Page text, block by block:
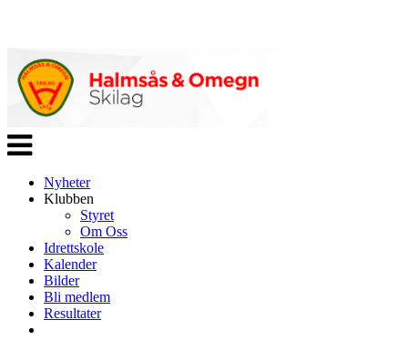
Veksle
navigasjon
Nyheter
Klubben
Styret
Om Oss
Idrettskole
Kalender
Bilder
Bli medlem
Resultater